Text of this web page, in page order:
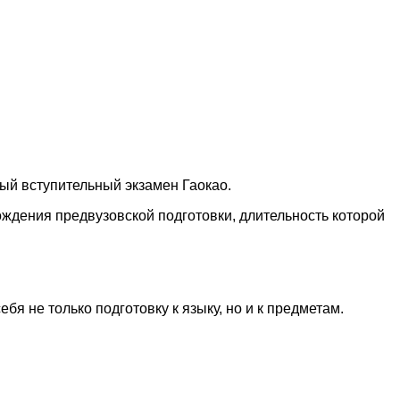
вступительный экзамен Гаокао.
предвузовской подготовки, длительность которой
не только подготовку к языку, но и к предметам.